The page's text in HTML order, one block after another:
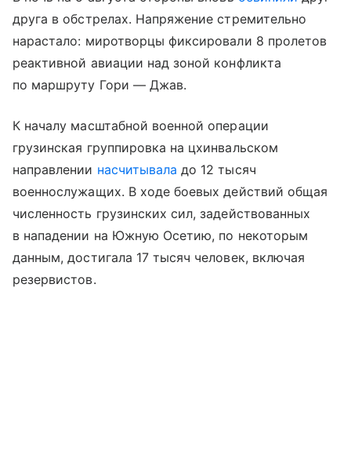
друга в обстрелах. Напряжение стремительно
нарастало: миротворцы фиксировали 8 пролетов
реактивной авиации над зоной конфликта
по маршруту Гори — Джав.
К началу масштабной военной операции
грузинская группировка на цхинвальском
направлении насчитывала до 12 тысяч
военнослужащих. В ходе боевых действий общая
численность грузинских сил, задействованных
в нападении на Южную Осетию, по некоторым
данным, достигала 17 тысяч человек, включая
резервистов.